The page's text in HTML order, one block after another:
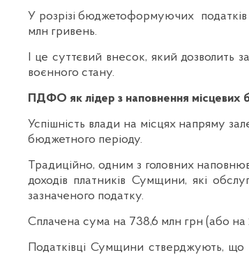
У розрізі бюджетоформуючих
млн гривень.
І це суттєвий внесок, який дозволить
воєнного стану.
ПДФО як лідер з наповнення
Успішність влади на місцях напряму
бюджетного періоду.
Традиційно, одним з головних
доходів платників Сумщини, які
зазначеного податку.
Сплачена сума на 738,6 млн грн (або на
Податківці Сумщини стверджують, що